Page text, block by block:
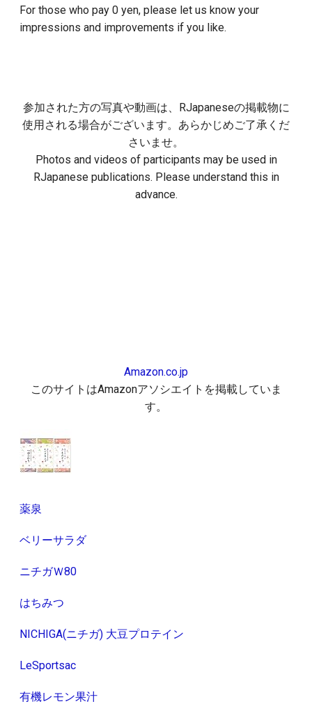
For those who pay 0 yen, please let us know your
impressions and improvements if you like.
参加された方の写真や動画は、RJapaneseの掲載物に
使用される場合がございます。あらかじめご了承くだ
さいませ。
Photos and videos of participants may be used in
RJapanese publications. Please understand this in
advance.
Amazon.co.jp
このサイトはAmazonアソシエイトを掲載していま
す。
薬泉
ベリーサラダ
ニチガＷ80
はちみつ
NICHIGA(ニチガ) 大豆プロテイン
LeSportsac
有機レモン果汁